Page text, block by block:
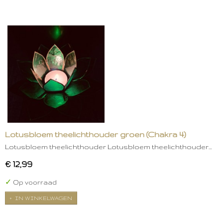
Lotusbloem theelichthouder groen (Chakra 4)
Lotusbloem theelichthouder Lotusbloem theelichthouder…
€ 12,99
✓ Op voorraad
IN WINKELWAGEN